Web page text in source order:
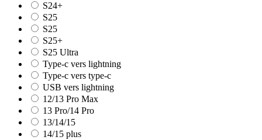
S24+
S25
S25
S25+
S25 Ultra
Type-c vers lightning
Type-c vers type-c
USB vers lightning
12/13 Pro Max
13 Pro/14 Pro
13/14/15
14/15 plus